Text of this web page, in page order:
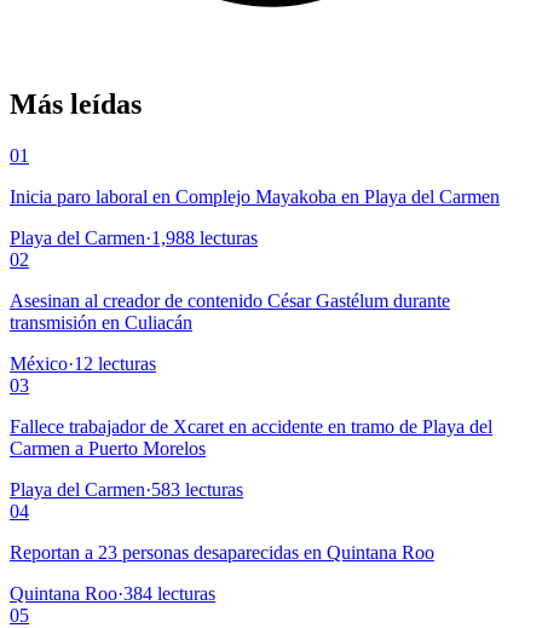
Más leídas
01
Inicia paro laboral en Complejo Mayakoba en Playa del Carmen
Playa del Carmen·1,988 lecturas
02
Asesinan al creador de contenido César Gastélum durante
transmisión en Culiacán
México·12 lecturas
03
Fallece trabajador de Xcaret en accidente en tramo de Playa del
Carmen a Puerto Morelos
Playa del Carmen·583 lecturas
04
Reportan a 23 personas desaparecidas en Quintana Roo
Quintana Roo·384 lecturas
05